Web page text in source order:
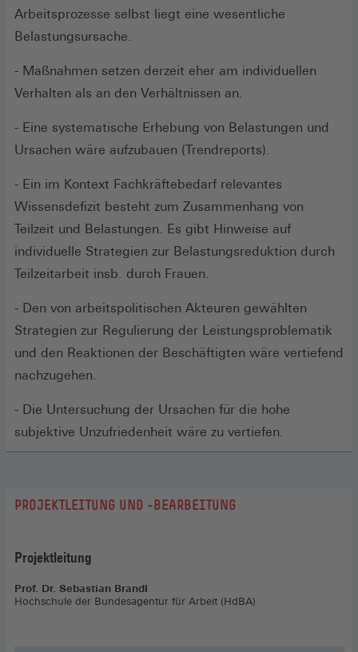
Arbeitsprozesse selbst liegt eine wesentliche
Belastungsursache.
- Maßnahmen setzen derzeit eher am individuellen
Verhalten als an den Verhältnissen an.
- Eine systematische Erhebung von Belastungen und
Ursachen wäre aufzubauen (Trendreports).
- Ein im Kontext Fachkräftebedarf relevantes
Wissensdefizit besteht zum Zusammenhang von
Teilzeit und Belastungen. Es gibt Hinweise auf
individuelle Strategien zur Belastungsreduktion durch
Teilzeitarbeit insb. durch Frauen.
- Den von arbeitspolitischen Akteuren gewählten
Strategien zur Regulierung der Leistungsproblematik
und den Reaktionen der Beschäftigten wäre vertiefend
nachzugehen.
- Die Untersuchung der Ursachen für die hohe
subjektive Unzufriedenheit wäre zu vertiefen.
PROJEKTLEITUNG UND -BEARBEITUNG
Projektleitung
Prof. Dr. Sebastian Brandl
Hochschule der Bundesagentur für Arbeit (HdBA)